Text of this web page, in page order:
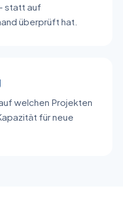
statt auf
überprüft hat.
welchen Projekten
für neue